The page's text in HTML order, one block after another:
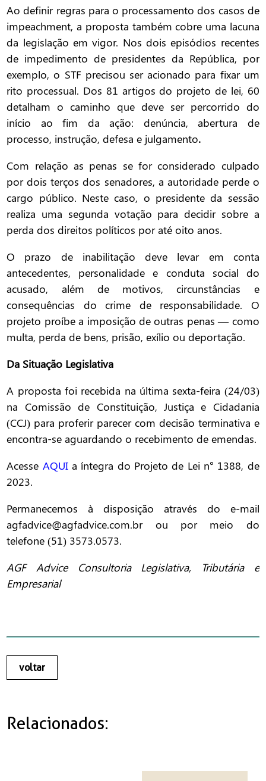
Ao definir regras para o processamento dos casos de
impeachment, a proposta também cobre uma lacuna
da legislação em vigor. Nos dois episódios recentes
de impedimento de presidentes da República, por
exemplo, o STF precisou ser acionado para fixar um
rito processual. Dos 81 artigos do projeto de lei, 60
detalham o caminho que deve ser percorrido do
início ao fim da ação: denúncia, abertura de
processo, instrução, defesa e julgamento.
Com relação as penas se for considerado culpado
por dois terços dos senadores, a autoridade perde o
cargo público. Neste caso, o presidente da sessão
realiza uma segunda votação para decidir sobre a
perda dos direitos políticos por até oito anos.
O prazo de inabilitação deve levar em conta
antecedentes, personalidade e conduta social do
acusado, além de motivos, circunstâncias e
consequências do crime de responsabilidade. O
projeto proíbe a imposição de outras penas — como
multa, perda de bens, prisão, exílio ou deportação.
Da Situação Legislativa
A proposta foi recebida na última sexta-feira (24/03)
na Comissão de Constituição, Justiça e Cidadania
(CCJ) para proferir parecer com decisão terminativa e
encontra-se aguardando o recebimento de emendas.
Acesse AQUIa íntegra do Projeto de Lei n° 1388, de
2023.
Permanecemos à disposição através do e-mail
agfadvice@agfadvice.com.br ou por meio do
telefone (51) 3573.0573.
AGF Advice Consultoria Legislativa, Tributária e
Empresarial
voltar
Relacionados: